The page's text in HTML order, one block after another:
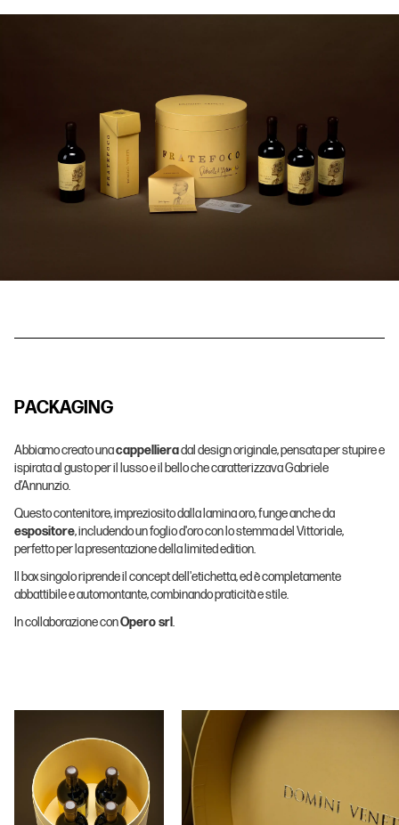
PACKAGING
Abbiamo creato unacappellieradal design originale, pensata per stupire e
ispirata al gusto per il lusso e il bello che caratterizzava Gabriele
d’Annunzio.
Questo contenitore, impreziosito dalla lamina oro, funge anche da
espositore, includendo un foglio d'oro con lo stemma del Vittoriale,
perfetto per la presentazione della limited edition.
Il box singolo riprende il concept dell'etichetta, ed è completamente
abbattibile e automontante, combinando praticità e stile.
In collaborazione conOpero srl.